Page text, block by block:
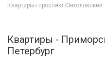
Квартиры - проспект Юнтоловский
Квартиры -
Петербург